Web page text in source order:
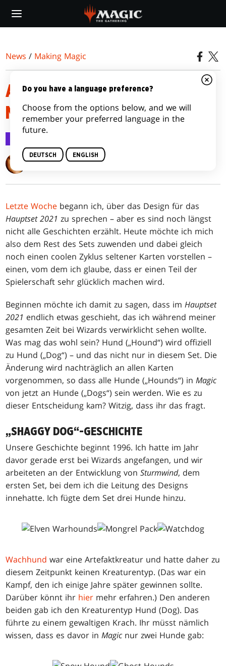
main
News / Making Magic
ABER HALT, DA IST NOCH
MEHR!
Mark Rosewater
Letzte Woche begann ich, über das Design für das
Hauptset 2021 zu sprechen – aber es sind noch längst
nicht alle Geschichten erzählt. Heute möchte ich mich
also dem Rest des Sets zuwenden und dabei gleich
noch einen coolen Zyklus seltener Karten vorstellen –
einen, vom dem ich glaube, dass er einen Teil der
Spielerschaft sehr glücklich machen wird.
Beginnen möchte ich damit zu sagen, dass imHauptset
2021 endlich etwas geschieht, das ich während meiner
gesamten Zeit bei Wizards verwirklicht sehen wollte.
Was mag das wohl sein? Hund („Hound“) wird offiziell
zu Hund („Dog“) – und das nicht nur in diesem Set. Die
Änderung wird nachträglich an allen Karten
vorgenommen, so dass alle Hunde („Hounds“) inMagic
von jetzt an Hunde („Dogs“) sein werden. Wie es zu
dieser Entscheidung kam? Witzig, dass ihr das fragt.
„SHAGGY DOG“-GESCHICHTE
Unsere Geschichte beginnt 1996. Ich hatte im Jahr
davor gerade erst bei Wizards angefangen, und wir
arbeiteten an der Entwicklung vonSturmwind, dem
ersten Set, bei dem ich die Leitung des Designs
innehatte. Ich fügte dem Set drei Hunde hinzu.
Wachhund war eine Artefaktkreatur und hatte daher zu
diesem Zeitpunkt keinen Kreaturentyp. (Das war ein
Kampf, den ich einige Jahre später gewinnen sollte.
Darüber könnt ihr hier mehr erfahren.) Den anderen
beiden gab ich den Kreaturentyp Hund (Dog). Das
führte zu einem gewaltigen Krach. Ihr müsst nämlich
wissen, dass es davor inMagic nur zwei Hunde gab:
Do you have a language preference?
Choose from the options below, and we will
remember your preferred language in the
future.
DEUTSCH ENGLISH